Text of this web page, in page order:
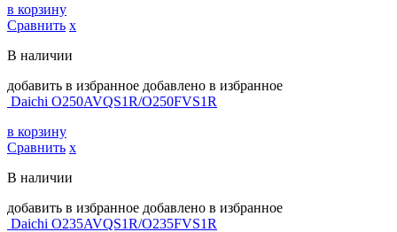
в корзину
Сравнить х
В наличии
добавить в избранное добавлено в избранное
Daichi O250AVQS1R/O250FVS1R
в корзину
Сравнить х
В наличии
добавить в избранное добавлено в избранное
Daichi O235AVQS1R/O235FVS1R